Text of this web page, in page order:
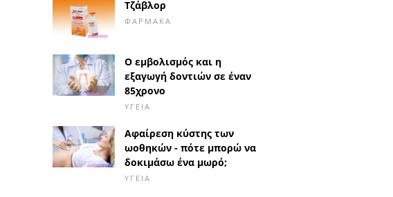
Τζάβλορ
ΦΆΡΜΑΚΑ
Ο εμβολισμός και η
εξαγωγή δοντιών σε έναν
85χρονο
ΥΓΕΊΑ
Αφαίρεση κύστης των
ωοθηκών - πότε μπορώ να
δοκιμάσω ένα μωρό;
ΥΓΕΊΑ